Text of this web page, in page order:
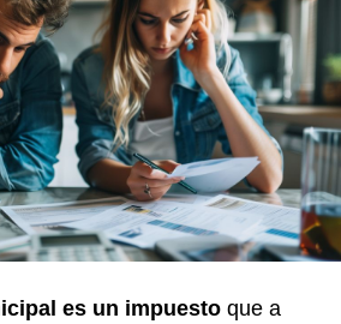
es un impuesto que a